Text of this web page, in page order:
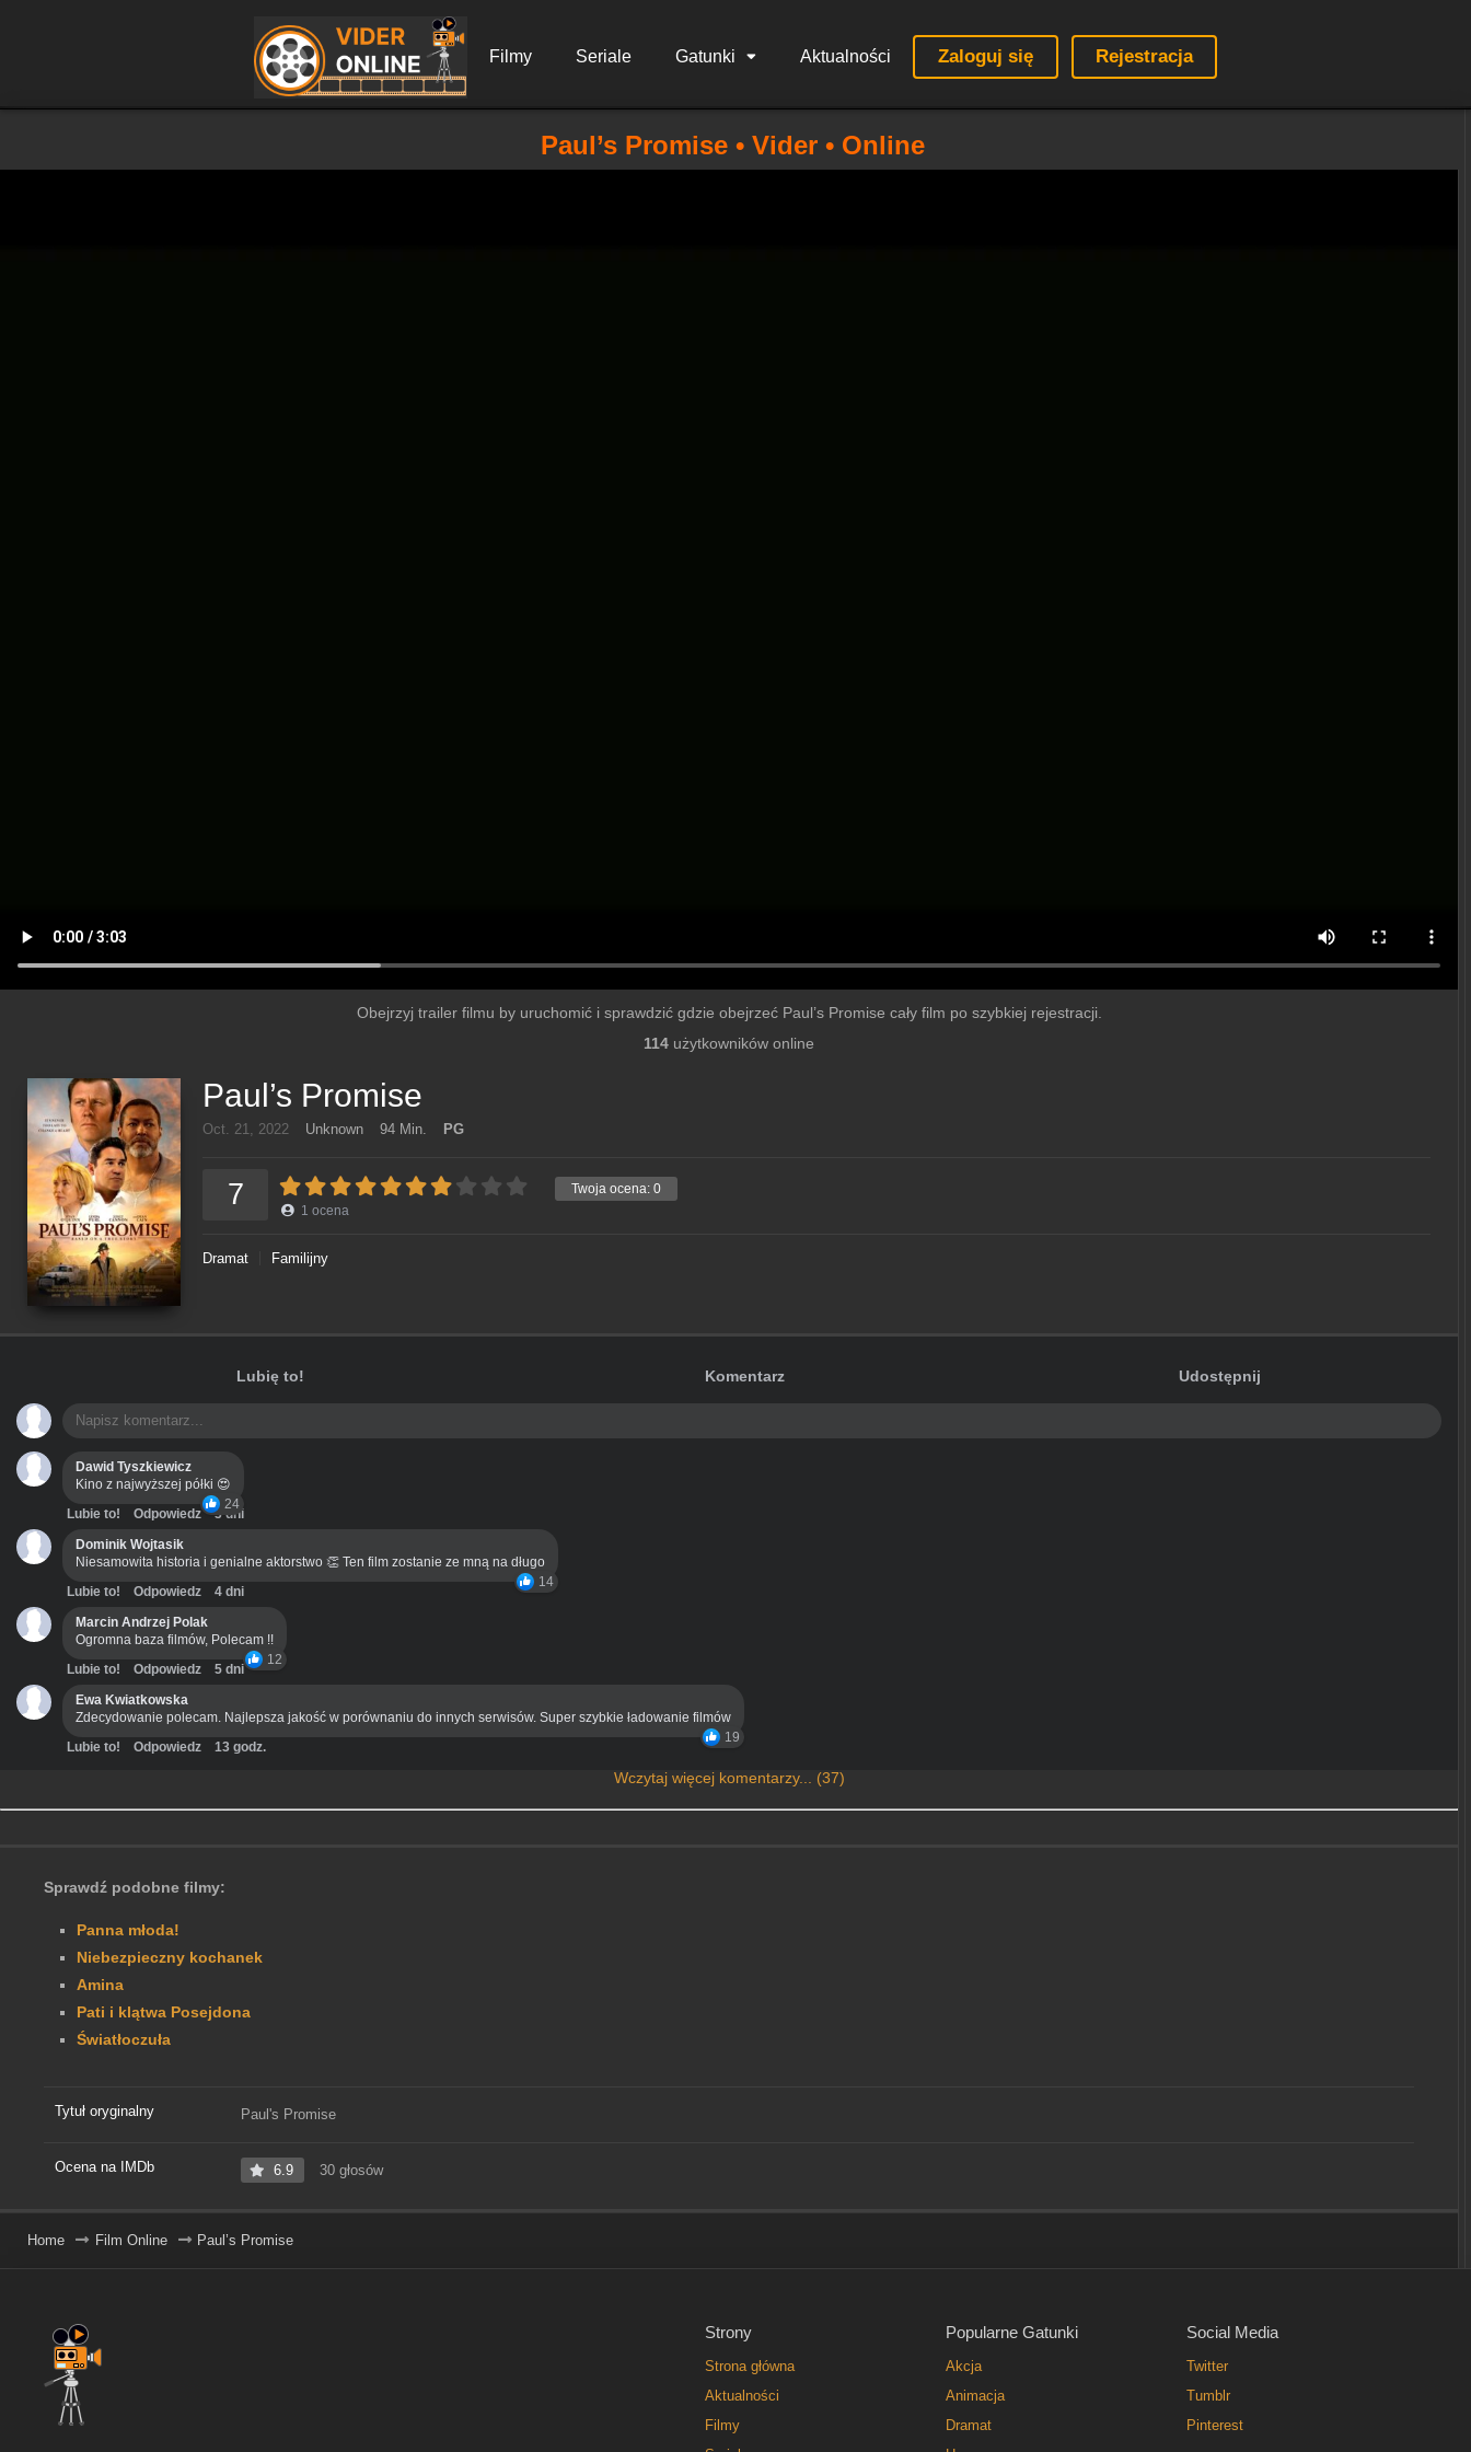
Filmy Seriale Gatunki Aktualności Zaloguj się Rejestracja
Paul’s Promise • Vider • Online
Obejrzyj trailer filmu by uruchomić i sprawdzić gdzie obejrzeć Paul’s Promise cały film po szybkiej rejestracji.
114 użytkowników online
Paul’s Promise
Oct. 21, 2022 Unknown 94 Min. PG
Twoja ocena: 0
7 1 ocena
Dramat Familijny
Lubię to! Komentarz Udostępnij
Dawid Tyszkiewicz
Kino z najwyższej półki 😍
24
Lubie to! Odpowiedz
3 dni
Dominik Wojtasik
Niesamowita historia i genialne aktorstwo 👏 Ten film zostanie ze mną na długo
14
Lubie to! Odpowiedz
4 dni
Marcin Andrzej Polak
Ogromna baza filmów, Polecam !!
12
Lubie to! Odpowiedz
5 dni
Ewa Kwiatkowska
Zdecydowanie polecam. Najlepsza jakość w porównaniu do innych serwisów. Super szybkie ładowanie filmów
19
Lubie to! Odpowiedz 13 godz.
Wczytaj więcej komentarzy... (37)
Sprawdź podobne filmy:
Panna młoda!
Niebezpieczny kochanek
Amina
Pati i klątwa Posejdona
Światłoczuła
Tytuł oryginalny Paul's Promise
Ocena na IMDb 6.9 30 głosów
Home Film Online Paul’s Promise
Strony
Strona główna
Aktualności
Filmy
Popularne Gatunki
Akcja
Animacja
Dramat
Social Media
Twitter
Tumblr
Pinterest